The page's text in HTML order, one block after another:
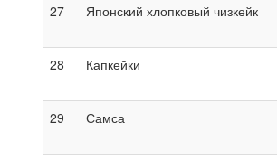
27 Японский хлопковый чизкейк
28 Капкейки
29 Самса